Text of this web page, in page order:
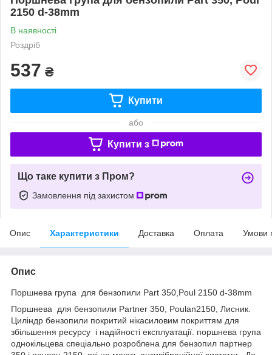
2150 d-38mm
В наявності
Роздріб
537 ₴
Купити
або
Купити з
Що таке купити з Пром?
Замовлення під захистом
Опис Характеристики Доставка Оплата Умови
Опис
Поршнева група для бензопили Part 350,Poul 2150 d-38mm
Поршнева для бензопили Partner 350, Poulan2150, Лисник.
Циліндр бензопили покритий нікасиловим покриттям для
збільшення ресурсу і надійності експлуатації. поршнева група
однокільцева спеціально розроблена для бензопил партнер